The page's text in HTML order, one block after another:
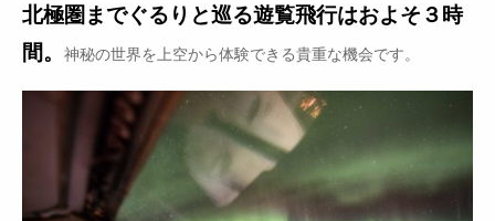
北極圏までぐるりと巡る遊覧飛行はおよそ３時
間。
神秘の世界を上空から体験できる貴重な機会です。